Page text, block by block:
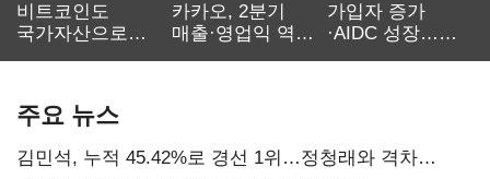
비트코인도
국가자산으로…'
카카오, 2분기
매출·영업익 역대
가입자 증가
·AIDC 성장…
주요 뉴스
김민석, 누적 45.42%로 경선 1위…정청래와 격차